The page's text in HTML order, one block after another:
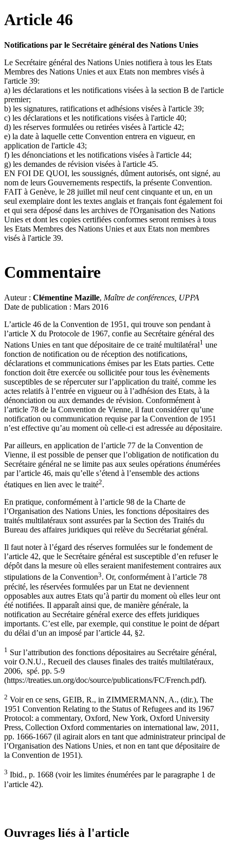
Article 46
Notifications par le Secrétaire général des Nations Unies
Le Secrétaire général des Nations Unies notifiera à tous les Etats
Membres des Nations Unies et aux Etats non membres visés à
l'article 39:
a) les déclarations et les notifications visées à la section B de l'article
premier;
b) les signatures, ratifications et adhésions visées à l'article 39;
c) les déclarations et les notifications visées à l'article 40;
d) les réserves formulées ou retirées visées à l'article 42;
e) la date à laquelle cette Convention entrera en vigueur, en
application de l'article 43;
f) les dénonciations et les notifications visées à l'article 44;
g) les demandes de révision visées à l'article 45.
EN FOI DE QUOI, les soussignés, dûment autorisés, ont signé, au
nom de leurs Gouvernements respectifs, la présente Convention.
FAIT à Genève, le 28 juillet mil neuf cent cinquante et un, en un
seul exemplaire dont les textes anglais et français font également foi
et qui sera déposé dans les archives de l'Organisation des Nations
Unies et dont les copies certifiées conformes seront remises à tous
les Etats Membres des Nations Unies et aux Etats non membres
visés à l'article 39.
Commentaire
Auteur : Clémentine Mazille, Maître de conférences, UPPA
Date de publication : Mars 2016
L’article 46 de la Convention de 1951, qui trouve son pendant à
l’article X du Protocole de 1967, confie au Secrétaire général des
Nations Unies en tant que dépositaire de ce traité multilatéral1 une
fonction de notification ou de réception des notifications,
déclarations et communications émises par les Etats parties. Cette
fonction doit être exercée ou sollicitée pour tous les évènements
susceptibles de se répercuter sur l’application du traité, comme les
actes relatifs à l’entrée en vigueur ou à l’adhésion des Etats, à la
dénonciation ou aux demandes de révision. Conformément à
l’article 78 de la Convention de Vienne, il faut considérer qu’une
notification ou communication requise par la Convention de 1951
n’est effective qu’au moment où celle-ci est adressée au dépositaire.
Par ailleurs, en application de l’article 77 de la Convention de
Vienne, il est possible de penser que l’obligation de notification du
Secrétaire général ne se limite pas aux seules opérations énumérées
par l’article 46, mais qu’elle s’étend à l’ensemble des actions
étatiques en lien avec le traité2.
En pratique, conformément à l’article 98 de la Charte de
l’Organisation des Nations Unies, les fonctions dépositaires des
traités multilatéraux sont assurées par la Section des Traités du
Bureau des affaires juridiques qui relève du Secrétariat général.
Il faut noter à l’égard des réserves formulées sur le fondement de
l’article 42, que le Secrétaire général est susceptible d’en refuser le
dépôt dans la mesure où elles seraient manifestement contraires aux
stipulations de la Convention3. Or, conformément à l’article 78
précité, les réservées formulées par un Etat ne deviennent
opposables aux autres Etats qu’à partir du moment où elles leur ont
été notifiées. Il apparaît ainsi que, de manière générale, la
notification au Secrétaire général exerce des effets juridiques
importants. C’est elle, par exemple, qui constitue le point de départ
du délai d’un an imposé par l’article 44, §2.
1 Sur l’attribution des fonctions dépositaires au Secrétaire général,
voir O.N.U., Recueil des clauses finales des traités multilatéraux,
2006, spé. pp. 5-9
(https://treaties.un.org/doc/source/publications/FC/French.pdf).
2 Voir en ce sens, GEIB, R., in ZIMMERMANN, A., (dir.), The
1951 Convention Relating to the Status of Refugees and its 1967
Protocol: a commentary, Oxford, New York, Oxford University
Press, Collection Oxford commentaries on international law, 2011,
pp. 1666-1667 (il agirait alors en tant que administrateur principal de
l’Organisation des Nations Unies, et non en tant que dépositaire de
la Convention de 1951).
3 Ibid., p. 1668 (voir les limites énumérées par le paragraphe 1 de
l’article 42).
Ouvrages liés à l'article